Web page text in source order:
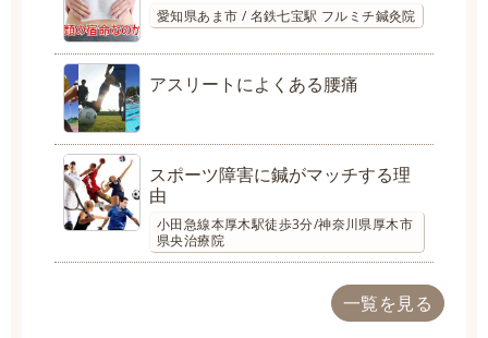
愛知県あま市 / 名鉄七宝駅 フルミチ鍼灸院
アスリートによくある腰痛
スポーツ障害に鍼がマッチする理
由
小田急線本厚木駅徒歩3分/神奈川県厚木市
県央治療院
一覧を見る